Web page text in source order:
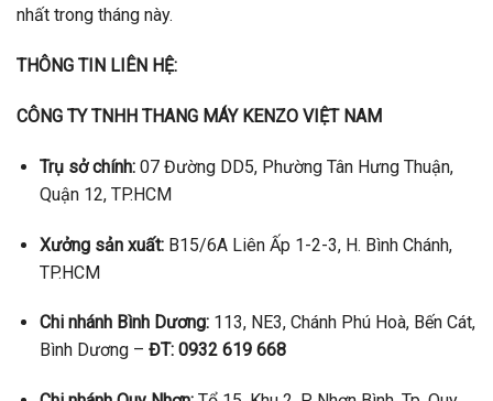
nhất trong tháng này.
THÔNG TIN LIÊN HỆ:
CÔNG TY TNHH THANG MÁY KENZO VIỆT NAM
Trụ sở chính:07 Đường DD5, Phường Tân Hưng Thuận,
Quận 12, TP.HCM
Xưởng sản xuất:B15/6A Liên Ấp 1-2-3, H. Bình Chánh,
TP.HCM
Chi nhánh Bình Dương:113, NE3, Chánh Phú Hoà, Bến Cát,
Bình Dương – ĐT: 0932 619 668